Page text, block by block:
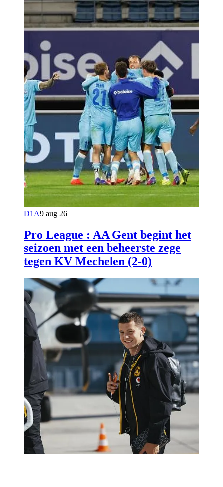
D1A9 aug 26
Pro League : AA Gent begint het
seizoen met een beheerste zege
tegen KV Mechelen (2-0)